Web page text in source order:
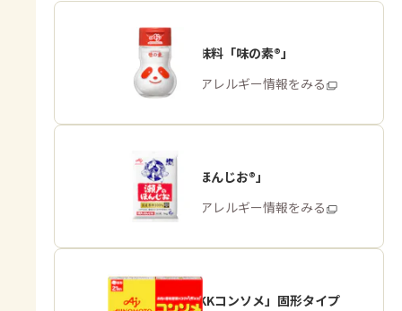
うま味調味料「味の素®」
商品・アレルギー情報をみる
「瀬戸のほんじお®」
商品・アレルギー情報をみる
「味の素KKコンソメ」固形タイプ